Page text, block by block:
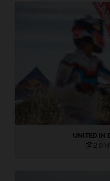
UNITED IN
2,8